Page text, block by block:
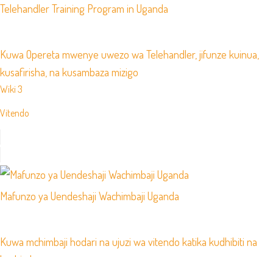
Telehandler Training Program in Uganda
Kuwa Opereta mwenye uwezo wa Telehandler, jifunze kuinua,
kusafirisha, na kusambaza mizigo
Wiki 3
Vitendo
Mafunzo ya Uendeshaji Wachimbaji Uganda
Kuwa mchimbaji hodari na ujuzi wa vitendo katika kudhibiti na